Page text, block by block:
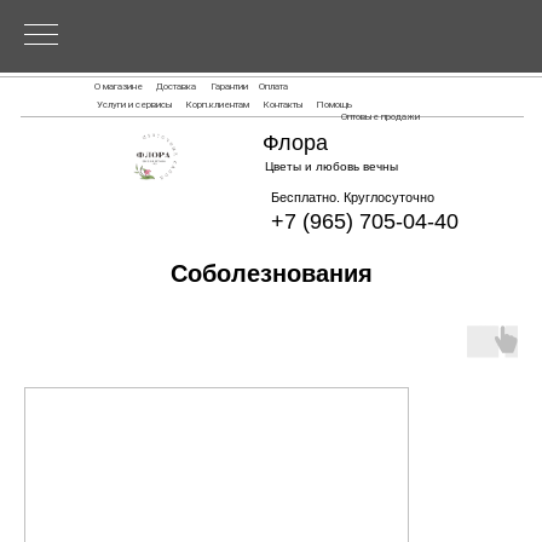
О магазине Доставка Оплата
Гарантии
Корп.клиентам
Услуги и сервисы Контакты
Помощь
Оптовые продажи
Флора
Цветы и любовь вечны
Бесплатно. Круглосуточно
+7 (965) 705-04-40
Соболезнования